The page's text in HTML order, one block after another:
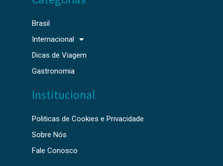
Brasil
Internacional
Dicas de Viagem
Gastronomia
Institucional
Politicas de Cookies e Privacidade
Sobre Nós
Fale Conosco